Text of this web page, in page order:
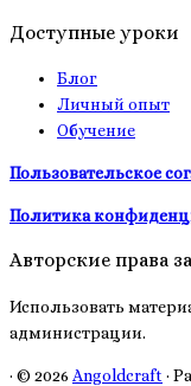
Доступные уроки
Блог
Личный опыт
Обучение
Пользовательское
Политика
Авторские права
Использовать
администрации.
· © 2026 Angoldcraft ·